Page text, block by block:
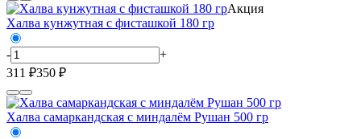
Акция
Халва кунжутная с фисташкой 180 гр
-
+
311 ₽350 ₽
Халва самаркандская с миндалём Рушан 500 гр